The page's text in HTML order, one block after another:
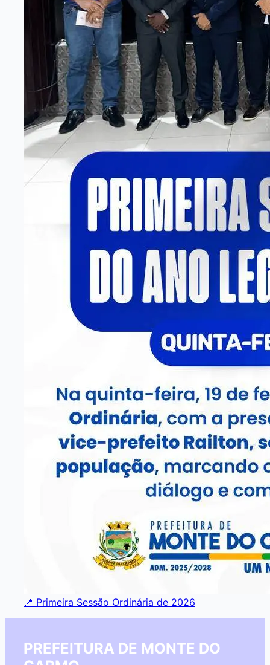
📍 Primeira Sessão Ordinária de 2026
PREFEITURA DE MONTE DO